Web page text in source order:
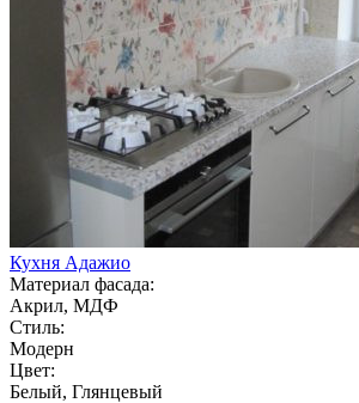
Кухня Адажио
Материал фасада:
Акрил, МДФ
Стиль:
Модерн
Цвет:
Белый, Глянцевый